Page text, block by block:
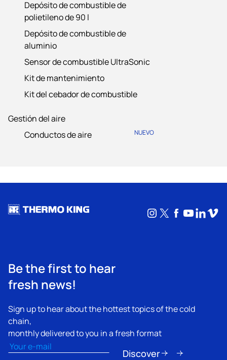
Depósito de combustible de
polietileno de 90 l
Depósito de combustible de
aluminio
Sensor de combustible UltraSonic
Kit de mantenimiento
Kit del cebador de combustible
Gestión del aire
Conductos de aire
NUEVO
Instagram
X Facebook
Be the first to hear
fresh news!
Sign up to hear about the hottest topics of the cold
chain,
monthly delivered to you in a fresh format
Email(Obligatorio)
Discover